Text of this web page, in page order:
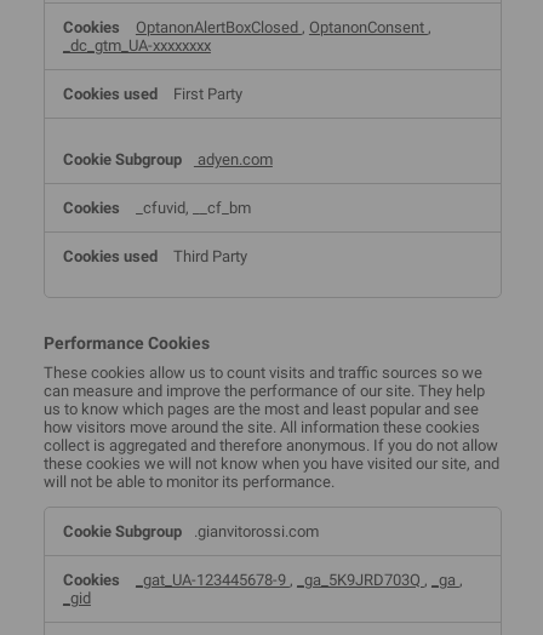
OptanonAlertBoxClosed , OptanonConsent ,
_dc_gtm_UA-xxxxxxxx
First Party
adyen.com
_cfuvid, __cf_bm
Third Party
Performance Cookies
These cookies allow us to count visits and traffic sources so we
can measure and improve the performance of our site. They help
us to know which pages are the most and least popular and see
how visitors move around the site. All information these cookies
collect is aggregated and therefore anonymous. If you do not allow
these cookies we will not know when you have visited our site, and
will not be able to monitor its performance.
Cookies
.gianvitorossi.com
_gat_UA-123445678-9 , _ga_5K9JRD703Q , _ga ,
_gid